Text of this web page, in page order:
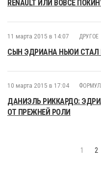
RENAULT ИЛИ ВОВСЕ
11 марта 2015 в 14:07 ДРУГОЕ
СЫН ЭДРИАНА НЬЮИ
10 марта 2015 в 17:04
ДАНИЭЛЬ РИККАРДО:
ОТ ПРЕЖНЕЙ РОЛИ
1 2